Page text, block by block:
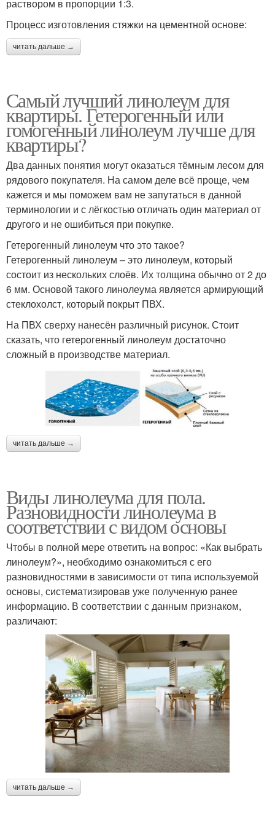
раствором в пропорции 1:3.
Процесс изготовления стяжки на цементной основе:
читать дальше →
Самый лучший линолеум для
квартиры. Гетерогенный или
гомогенный линолеум лучше для
квартиры?
Два данных понятия могут оказаться тёмным лесом для
рядового покупателя. На самом деле всё проще, чем
кажется и мы поможем вам не запутаться в данной
терминологии и с лёгкостью отличать один материал от
другого и не ошибиться при покупке.
Гетерогенный линолеум что это такое?
Гетерогенный линолеум – это линолеум, который
состоит из нескольких слоёв. Их толщина обычно от 2 до
6 мм. Основой такого линолеума является армирующий
стеклохолст, который покрыт ПВХ.
На ПВХ сверху нанесён различный рисунок. Стоит
сказать, что гетерогенный линолеум достаточно
сложный в производстве материал.
читать дальше →
Виды линолеума для пола.
Разновидности линолеума в
соответствии с видом основы
Чтобы в полной мере ответить на вопрос: «Как выбрать
линолеум?», необходимо ознакомиться с его
разновидностями в зависимости от типа используемой
основы, систематизировав уже полученную ранее
информацию. В соответствии с данным признаком,
различают:
читать дальше →